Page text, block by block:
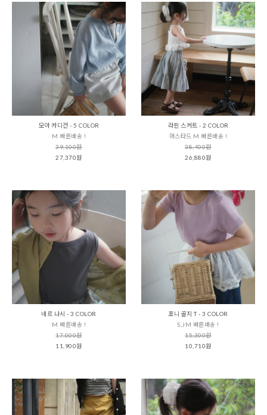
모아 카디건 - 5 COLOR
M 빠른배송 !
39,100원
27,370원
라핀 스커트 - 2 COLOR
머스타드 M 빠른배송 !
38,400원
26,880원
네르 나시 - 3 COLOR
M 빠른배송 !
17,000원
11,900원
포니 골지 T - 3 COLOR
S,JM 빠른배송 !
15,300원
10,710원